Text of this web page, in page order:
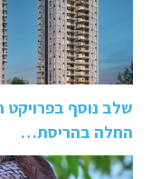
שלב נוסף בפרויקט
החלה בהריסת…